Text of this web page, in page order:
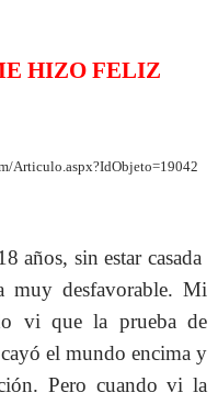
HIZO FELIZ
Articulo.aspx?IdObjeto=19042
años, sin estar casada
muy desfavorable. Mi
vi que la prueba de
el mundo encima y
Pero cuando vi la